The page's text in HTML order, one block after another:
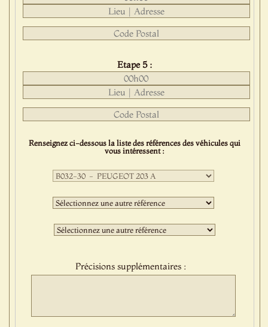
Etape 5 :
Renseignez ci-dessous la liste des références des véhicules qui
vous intéressent :
Première
sélection
:Deuxième
sélection
:Troisième
sélection
Précisions supplémentaires :